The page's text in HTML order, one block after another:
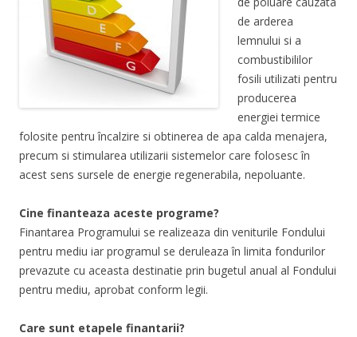
de arderea
lemnului si a
combustibililor
fosili utilizati pentru
producerea
energiei termice
folosite pentru încalzire si obtinerea de apa calda menajera,
precum si stimularea utilizarii sistemelor care folosesc în
acest sens sursele de energie regenerabila, nepoluante.
Cine finanteaza aceste programe?
Finantarea Programului se realizeaza din veniturile Fondului
pentru mediu iar programul se deruleaza în limita fondurilor
prevazute cu aceasta destinatie prin bugetul anual al Fondului
pentru mediu, aprobat conform legii.
Care sunt etapele finantarii?